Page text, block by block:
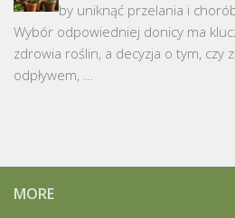
by uniknąć przelania i
Wybór odpowiedniej donicy ma
zdrowia roślin, a decyzja o tym, czy
odpływem, …
MORE